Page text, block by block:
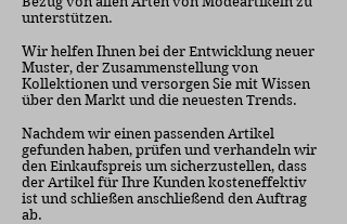
unterstützen.
Wir helfen Ihnen bei der Entwicklung neuer
Muster, der Zusammenstellung von
Kollektionen und versorgen Sie mit Wissen
über den Markt und die neuesten Trends.
Nachdem wir einen passenden Artikel
gefunden haben, prüfen und verhandeln wir
den Einkaufspreis um sicherzustellen, dass
der Artikel für Ihre Kunden kosteneffektiv
ist und schließen anschließend den Auftrag
ab.